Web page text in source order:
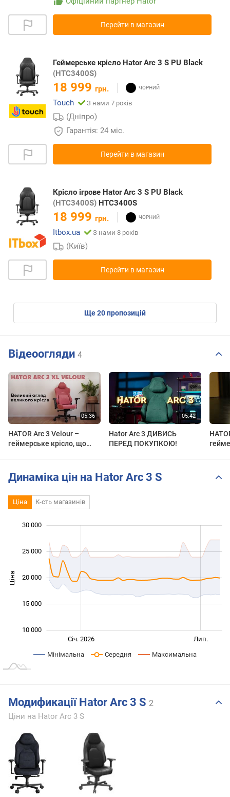
Перейти в магазин
Геймерське крісло Hator Arc 3 S PU Black
(HTC3400S)
18 999 грн.
Touch
З нами 7 років
(Дніпро)
Гарантія: 24 міс.
Перейти в магазин
Крісло ігрове Hator Arc 3 S PU Black
(HTC3400S) HTC3400S
18 999 грн.
Itbox.ua
З нами 8 років
(Київ)
Перейти в магазин
ще20пропозицій
Відеоогляди 4
HATOR Arc 3 Velour –
геймерське крісло, що
Hator Arc 3 ДИВИСЬ
ПЕРЕД ПОКУПКОЮ!
Динаміка цін на Hator Arc 3 S
Ціна К-сть магазинів
Ціна 10 000
10 000
15 000
20 000
25 000
30 000
Січ. 2026 Лип.
Мінімальна Середня Максимальна
Модификації Hator Arc 3 S 2
Ціни на Hator Arc 3 S